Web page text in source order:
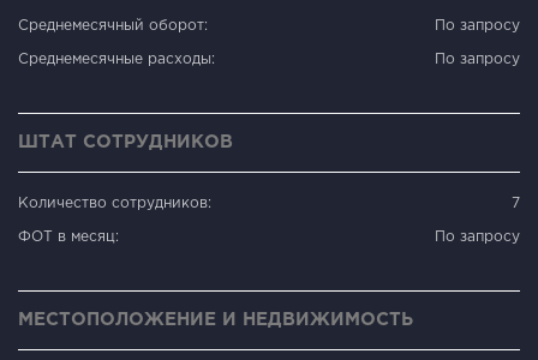
Среднемесячный оборот: По запросу
Среднемесячные расходы: По запросу
ШТАТ СОТРУДНИКОВ
Количество сотрудников: 7
ФОТ в месяц: По запросу
МЕСТОПОЛОЖЕНИЕ И НЕДВИЖИМОСТЬ